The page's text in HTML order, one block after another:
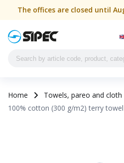
The offices are closed until
Home Towels, pareo and cloth
100% cotton (300 g/m2) terry